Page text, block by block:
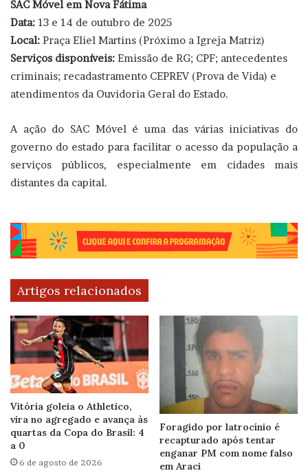
SAC Móvel em Nova Fátima
Data: 13 e 14 de outubro de 2025
Local: Praça Eliel Martins (Próximo a Igreja Matriz)
Serviços disponíveis: Emissão de RG; CPF; antecedentes
criminais; recadastramento CEPREV (Prova de Vida) e
atendimentos da Ouvidoria Geral do Estado.
A ação do SAC Móvel é uma das várias iniciativas do
governo do estado para facilitar o acesso da população a
serviços públicos, especialmente em cidades mais
distantes da capital.
Artigos relacionados
Vitória goleia o Athletico,
vira no agregado e avança às
quartas da Copa do Brasil: 4
a 0
6 de agosto de 2026
Foragido por latrocínio é
recapturado após tentar
enganar PM com nome falso
em Araci